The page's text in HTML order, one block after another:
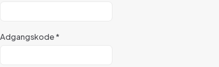
Adgangskode*